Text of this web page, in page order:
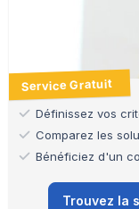
Service Gratuit
Définissez vos
Comparez les
Bénéficiez d'un
Trouvez la